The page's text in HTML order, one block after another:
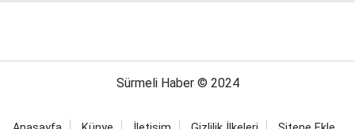
Sürmeli Haber © 2024